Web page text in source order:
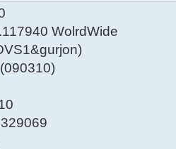
WolrdWide